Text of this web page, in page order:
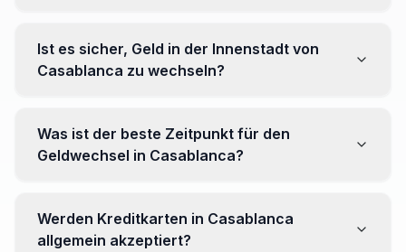
können. Gehen Sie stattdessen zu Wechselstuben im
Stadtzentrum für bessere Kurse.
Ist es sicher, Geld in der Innenstadt von
Casablanca zu wechseln?
Einrichtungen zu wählen, um Überraschungen zu
vermeiden.
Was ist der beste Zeitpunkt für den
Geldwechsel in Casablanca?
auf Schwankungen, um den Wert Ihrer Währung zu
maximieren.
Werden Kreditkarten in Casablanca
allgemein akzeptiert?